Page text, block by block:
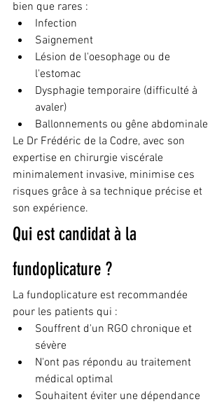
bien que rares :
Infection
Saignement
Lésion de l'oesophage ou de
l'estomac
Dysphagie temporaire (difficulté à
avaler)
Ballonnements ou gêne abdominale
Le Dr Frédéric de la Codre, avec son
expertise en chirurgie viscérale
minimalement invasive, minimise ces
risques grâce à sa technique précise et
son expérience.
Qui est candidat à la
fundoplicature ?
La fundoplicature est recommandée
pour les patients qui :
Souffrent d'un RGO chronique et
sévère
N'ont pas répondu au traitement
médical optimal
Souhaitent éviter une dépendance